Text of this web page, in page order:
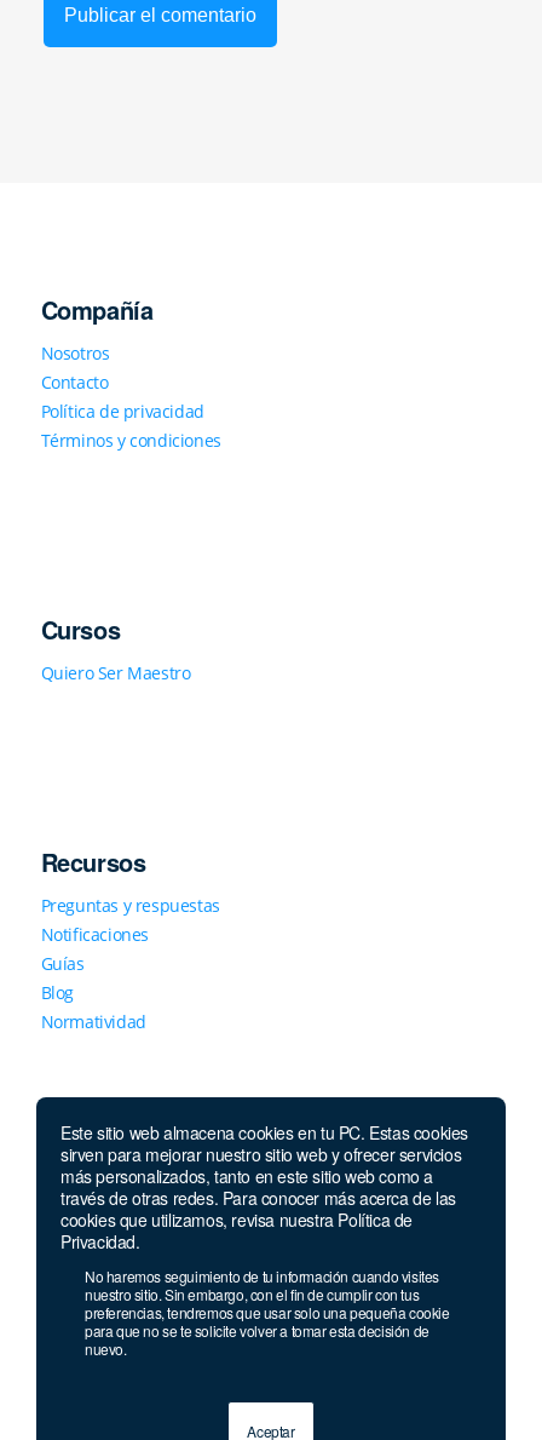
Este sitio web almacena cookies en tu PC. Estas cookies
sirven para mejorar nuestro sitio web y ofrecer servicios
más personalizados, tanto en este sitio web como a
través de otras redes. Para conocer más acerca de las
cookies que utilizamos, revisa nuestra Política de
Privacidad.
No haremos seguimiento de tu información cuando visites
nuestro sitio. Sin embargo, con el fin de cumplir con tus
preferencias, tendremos que usar solo una pequeña cookie
para que no se te solicite volver a tomar esta decisión de
nuevo.
Aceptar
Compañía
Nosotros
Contacto
Política de privacidad
Términos y condiciones
Cursos
Quiero Ser Maestro
Recursos
Preguntas y respuestas
Notificaciones
Guías
Blog
Normatividad
Contáctanos
Lunes a jueves de 7 a.m.
a 5:30 p.m. Viernes de
7 a.m. a 5 p.m. Sábados de 8 a.m. a 2 p.m.
Whatsapp:+593 985 202 129